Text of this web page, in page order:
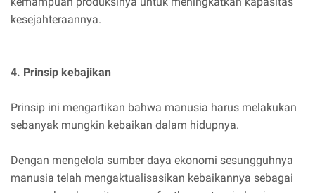
kesejahteraannya.
4. Prinsip kebajikan
Prinsip ini mengartikan bahwa manusia harus melakukan
sebanyak mungkin kebaikan dalam hidupnya.
Dengan mengelola sumber daya ekonomi sesungguhnya
manusia telah mengaktualisasikan kebaikannya sebagai